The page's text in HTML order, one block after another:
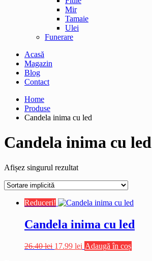
Mir
Tamaie
Ulei
Funerare
Acasă
Magazin
Blog
Contact
Home
Produse
Candela inima cu led
Candela inima cu led
Afișez singurul rezultat
Reduceri!
Candela inima cu led
26.40lei Prețul
17.99 lei Prețul
Adaugă în coș